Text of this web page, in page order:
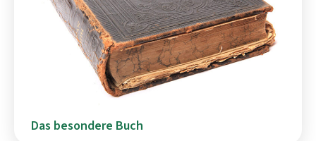
Das besondere Buch